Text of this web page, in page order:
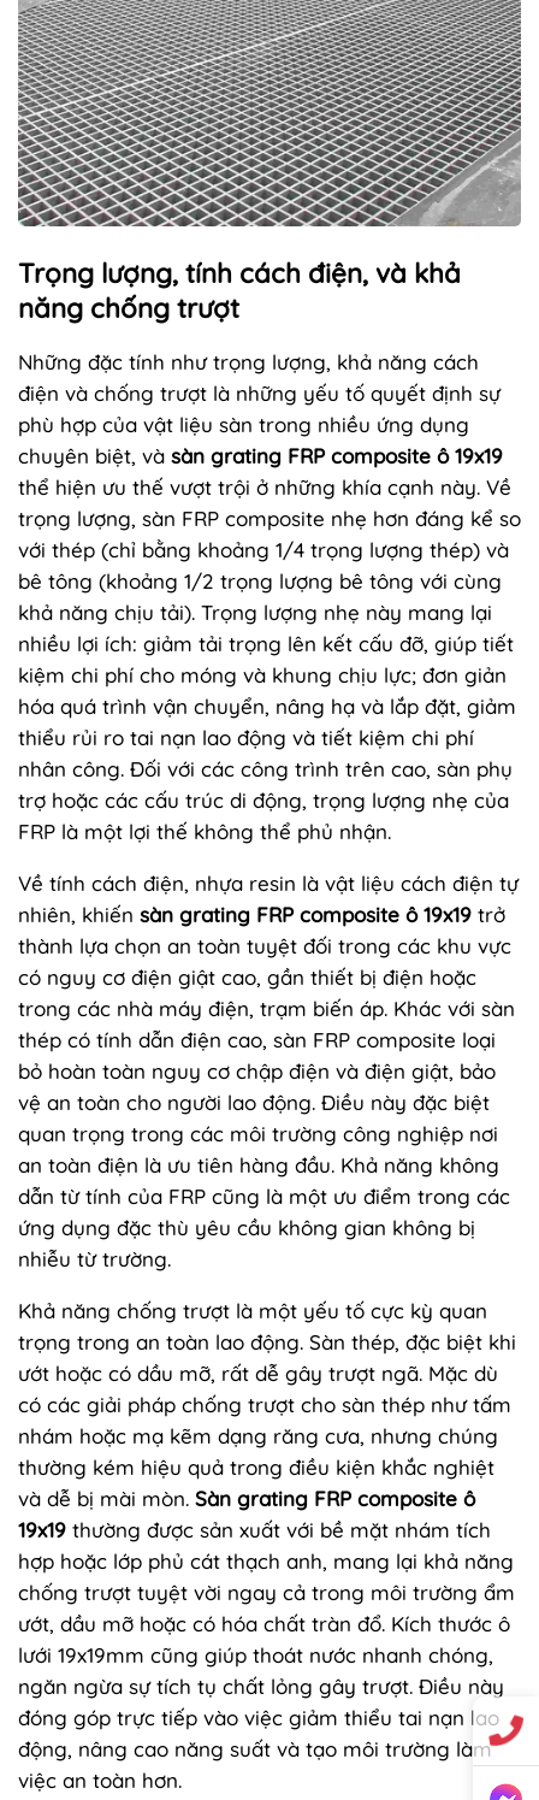
Trọng lượng, tính cách điện, và khả
năng chống trượt
Những đặc tính như trọng lượng, khả năng cách
điện và chống trượt là những yếu tố quyết định sự
phù hợp của vật liệu sàn trong nhiều ứng dụng
chuyên biệt, và sàn grating FRP composite ô 19x19
thể hiện ưu thế vượt trội ở những khía cạnh này. Về
trọng lượng, sàn FRP composite nhẹ hơn đáng kể so
với thép (chỉ bằng khoảng 1/4 trọng lượng thép) và
bê tông (khoảng 1/2 trọng lượng bê tông với cùng
khả năng chịu tải). Trọng lượng nhẹ này mang lại
nhiều lợi ích: giảm tải trọng lên kết cấu đỡ, giúp tiết
kiệm chi phí cho móng và khung chịu lực; đơn giản
hóa quá trình vận chuyển, nâng hạ và lắp đặt, giảm
thiểu rủi ro tai nạn lao động và tiết kiệm chi phí
nhân công. Đối với các công trình trên cao, sàn phụ
trợ hoặc các cấu trúc di động, trọng lượng nhẹ của
FRP là một lợi thế không thể phủ nhận.
Về tính cách điện, nhựa resin là vật liệu cách điện tự
nhiên, khiến sàn grating FRP composite ô 19x19 trở
thành lựa chọn an toàn tuyệt đối trong các khu vực
có nguy cơ điện giật cao, gần thiết bị điện hoặc
trong các nhà máy điện, trạm biến áp. Khác với sàn
thép có tính dẫn điện cao, sàn FRP composite loại
bỏ hoàn toàn nguy cơ chập điện và điện giật, bảo
vệ an toàn cho người lao động. Điều này đặc biệt
quan trọng trong các môi trường công nghiệp nơi
an toàn điện là ưu tiên hàng đầu. Khả năng không
dẫn từ tính của FRP cũng là một ưu điểm trong các
ứng dụng đặc thù yêu cầu không gian không bị
nhiễu từ trường.
Khả năng chống trượt là một yếu tố cực kỳ quan
trọng trong an toàn lao động. Sàn thép, đặc biệt khi
ướt hoặc có dầu mỡ, rất dễ gây trượt ngã. Mặc dù
có các giải pháp chống trượt cho sàn thép như tấm
nhám hoặc mạ kẽm dạng răng cưa, nhưng chúng
thường kém hiệu quả trong điều kiện khắc nghiệt
và dễ bị mài mòn. Sàn grating FRP composite ô
19x19 thường được sản xuất với bề mặt nhám tích
hợp hoặc lớp phủ cát thạch anh, mang lại khả năng
chống trượt tuyệt vời ngay cả trong môi trường ẩm
ướt, dầu mỡ hoặc có hóa chất tràn đổ. Kích thước ô
lưới 19x19mm cũng giúp thoát nước nhanh chóng,
ngăn ngừa sự tích tụ chất lỏng gây trượt. Điều này
đóng góp trực tiếp vào việc giảm thiểu tai nạn lao
động, nâng cao năng suất và tạo môi trường làm
việc an toàn hơn.